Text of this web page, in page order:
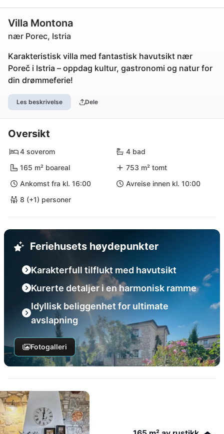
Villa Montona
nær Porec, Istria
Karakteristisk villa med fantastisk havutsikt nær
Poreč i Istria – oppdag kultur, gastronomi og natur for
din drømmeferie!
Les beskrivelse Dele
Oversikt
4 soverom
4 bad
165 m² boareal
753 m² tomt
Ankomst fra kl. 16:00
Avreise innen kl. 10:00
8 (+1) personer
Feriehusets høydepunkter
Karakterfull tilflukt med havutsikt
Kurerte detaljer i en harmonisk ramme
Idyllisk beliggenhet for ultimate
avslapning
Fotogalleri